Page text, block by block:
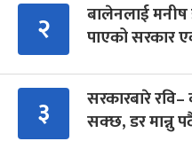
२
बालेनलाई
पाएको सरकार
३
सरकारबारे
सक्छ, डर मान्नु